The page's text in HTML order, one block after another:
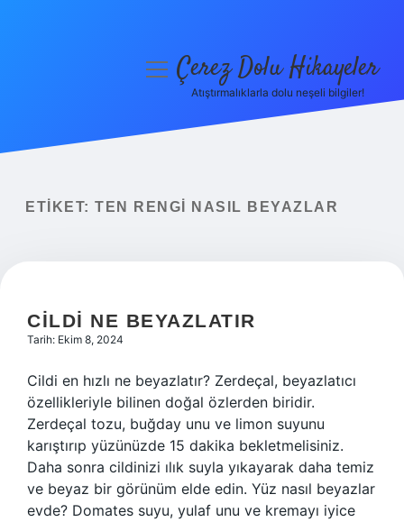
Yasal Uyarı
menüyüÇerez Dolu Hikayeler
Atıştırmalıklarla dolu neşeli bilgiler!
ETIKET: TEN RENGI NASIL BEYAZLAR
CILDI NE BEYAZLATIR
Tarih: Ekim 8, 2024
Cildi en hızlı ne beyazlatır? Zerdeçal, beyazlatıcı
özellikleriyle bilinen doğal özlerden biridir.
Zerdeçal tozu, buğday unu ve limon suyunu
karıştırıp yüzünüzde 15 dakika bekletmelisiniz.
Daha sonra cildinizi ılık suyla yıkayarak daha temiz
ve beyaz bir görünüm elde edin. Yüz nasıl beyazlar
evde? Domates suyu, yulaf unu ve kremayı iyice